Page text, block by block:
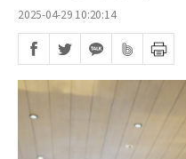
2025-04-29 10:20:14